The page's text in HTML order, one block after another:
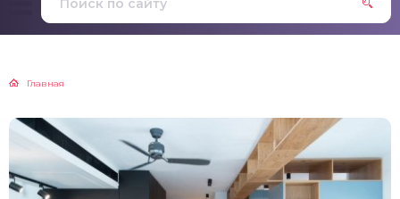
Главная